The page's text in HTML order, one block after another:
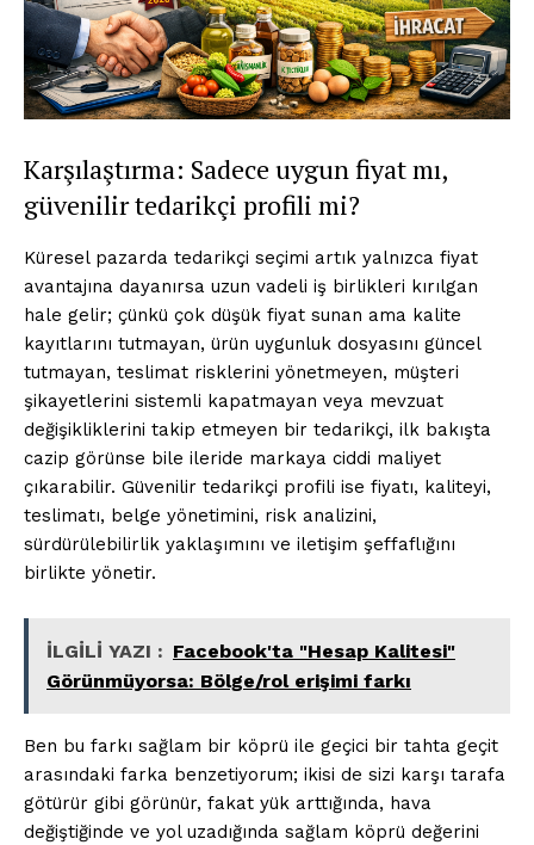
Karşılaştırma: Sadece uygun fiyat mı,
güvenilir tedarikçi profili mi?
Küresel pazarda tedarikçi seçimi artık yalnızca fiyat
avantajına dayanırsa uzun vadeli iş birlikleri kırılgan
hale gelir; çünkü çok düşük fiyat sunan ama kalite
kayıtlarını tutmayan, ürün uygunluk dosyasını güncel
tutmayan, teslimat risklerini yönetmeyen, müşteri
şikayetlerini sistemli kapatmayan veya mevzuat
değişikliklerini takip etmeyen bir tedarikçi, ilk bakışta
cazip görünse bile ileride markaya ciddi maliyet
çıkarabilir. Güvenilir tedarikçi profili ise fiyatı, kaliteyi,
teslimatı, belge yönetimini, risk analizini,
sürdürülebilirlik yaklaşımını ve iletişim şeffaflığını
birlikte yönetir.
İLGİLİ YAZI : Facebook'ta "Hesap Kalitesi"
Görünmüyorsa: Bölge/rol erişimi farkı
Ben bu farkı sağlam bir köprü ile geçici bir tahta geçit
arasındaki farka benzetiyorum; ikisi de sizi karşı tarafa
götürür gibi görünür, fakat yük arttığında, hava
değiştiğinde ve yol uzadığında sağlam köprü değerini